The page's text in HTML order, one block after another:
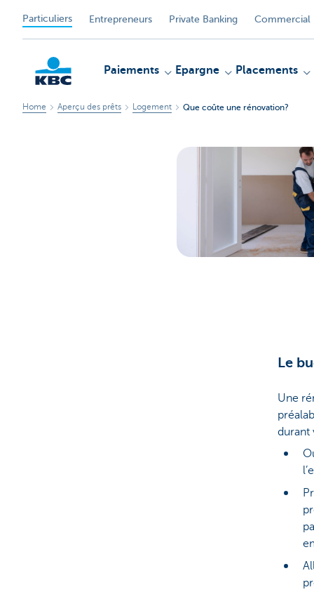
Particuliers Entrepreneurs Private Banking Commercial
Paiements Epargne Placements
Home Aperçu des prêts Logement Que coûte une rénovation?
Le
Une
durant